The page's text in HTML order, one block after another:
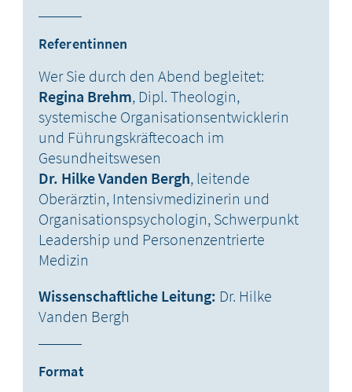
Referentinnen
Wer Sie durch den Abend begleitet:
Regina Brehm, Dipl. Theologin,
systemische Organisationsentwicklerin
und Führungskräftecoach im
Gesundheitswesen
Dr. Hilke Vanden Bergh, leitende
Oberärztin, Intensivmedizinerin und
Organisationspsychologin, Schwerpunkt
Leadership und Personenzentrierte
Medizin
Wissenschaftliche Leitung: Dr. Hilke
Vanden Bergh
Format